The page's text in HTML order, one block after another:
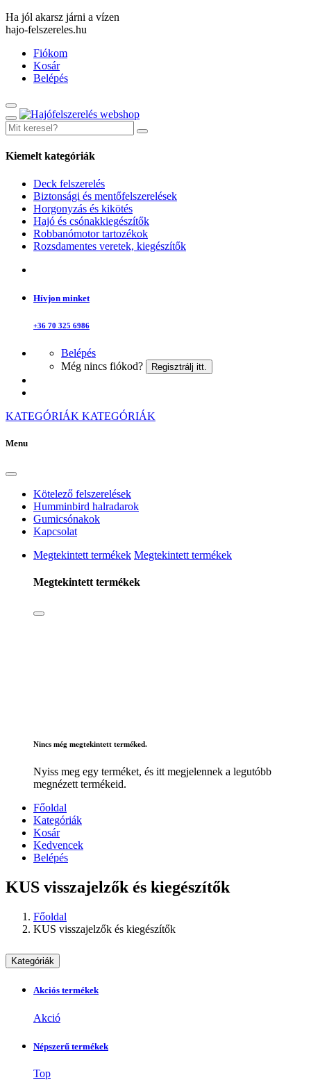
Ha jól akarsz járni a vízen
hajo-felszereles.hu
Fiókom
Kosár
Belépés
Kiemelt kategóriák
Deck felszerelés
Biztonsági és mentőfelszerelések
Horgonyzás és kikötés
Hajó és csónakkiegészítők
Robbanómotor tartozékok
Rozsdamentes veretek, kiegészítők
Hívjon minket
+36 70 325 6986
Belépés
Még nincs fiókod?
Regisztrálj itt.
KATEGÓRIÁK KATEGÓRIÁK
Menu
Kötelező felszerelések
Humminbird halradarok
Gumicsónakok
Kapcsolat
Megtekintett termékek Megtekintett termékek
Megtekintett termékek
Nincs még megtekintett terméked.
Nyiss meg egy terméket, és itt megjelennek a legutóbb
megnézett termékeid.
Főoldal
Kategóriák
Kosár
Kedvencek
Belépés
KUS visszajelzők és kiegészítők
Főoldal
KUS visszajelzők és kiegészítők
Kategóriák
Akciós termékek
Akció
Népszerű termékek
Top